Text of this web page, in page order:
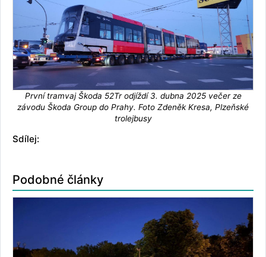
První tramvaj Škoda 52Tr odjíždí 3. dubna 2025 večer ze
závodu Škoda Group do Prahy. Foto Zdeněk Kresa, Plzeňské
trolejbusy
Sdílej:
Podobné články